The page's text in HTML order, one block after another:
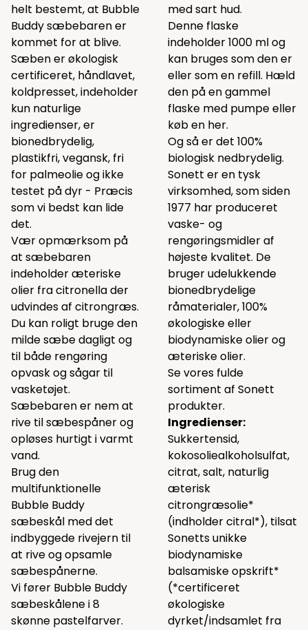
helt bestemt, at Bubble
Buddy sæbebaren er
kommet for at blive.
Sæben er økologisk
certificeret, håndlavet,
koldpresset, indeholder
kun naturlige
ingredienser, er
bionedbrydelig,
plastikfri, vegansk, fri
for palmeolie og ikke
testet på dyr - Præcis
som vi bedst kan lide
det.
Vær opmærksom på
at sæbebaren
indeholder æteriske
olier fra citronella der
udvindes af citrongræs.
Du kan roligt bruge den
milde sæbe dagligt og
til både rengøring
opvask og sågar til
vasketøjet.
Sæbebaren er nem at
rive til sæbespåner og
opløses hurtigt i varmt
vand.
Brug den
multifunktionelle
Bubble Buddy
sæbeskål med det
indbyggede rivejern til
at rive og opsamle
sæbespånerne.
Vi fører Bubble Buddy
sæbeskålene i 8
skønne pastelfarver.
med sart hud.
Denne flaske
indeholder 1000 ml og
kan bruges som den er
eller som en refill. Hæld
den på en gammel
flaske med pumpe eller
køb en her.
Og så er det 100%
biologisk nedbrydelig.
Sonett er en tysk
virksomhed, som siden
1977 har produceret
vaske- og
rengøringsmidler af
højeste kvalitet. De
bruger udelukkende
bionedbrydelige
råmaterialer, 100%
økologiske eller
biodynamiske olier og
æteriske olier.
Se vores fulde
sortiment af Sonett
produkter.
Ingredienser:
Sukkertensid,
kokosoliealkoholsulfat,
citrat, salt, naturlig
æterisk
citrongræsolie*
(indholder citral*), tilsat
Sonetts unikke
biodynamiske
balsamiske opskrift*
(*certificeret
økologiske
dyrket/indsamlet fra